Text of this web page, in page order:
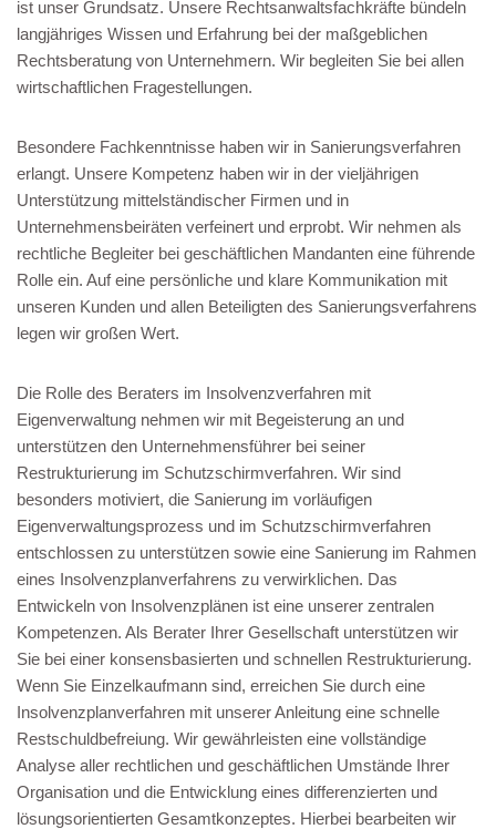
ist unser Grundsatz. Unsere Rechtsanwaltsfachkräfte bündeln
langjähriges Wissen und Erfahrung bei der maßgeblichen
Rechtsberatung von Unternehmern. Wir begleiten Sie bei allen
wirtschaftlichen Fragestellungen.
Besondere Fachkenntnisse haben wir in Sanierungsverfahren
erlangt. Unsere Kompetenz haben wir in der vieljährigen
Unterstützung mittelständischer Firmen und in
Unternehmensbeiräten verfeinert und erprobt. Wir nehmen als
rechtliche Begleiter bei geschäftlichen Mandanten eine führende
Rolle ein. Auf eine persönliche und klare Kommunikation mit
unseren Kunden und allen Beteiligten des Sanierungsverfahrens
legen wir großen Wert.
Die Rolle des Beraters im Insolvenzverfahren mit
Eigenverwaltung nehmen wir mit Begeisterung an und
unterstützen den Unternehmensführer bei seiner
Restrukturierung im Schutzschirmverfahren. Wir sind
besonders motiviert, die Sanierung im vorläufigen
Eigenverwaltungsprozess und im Schutzschirmverfahren
entschlossen zu unterstützen sowie eine Sanierung im Rahmen
eines Insolvenzplanverfahrens zu verwirklichen. Das
Entwickeln von Insolvenzplänen ist eine unserer zentralen
Kompetenzen. Als Berater Ihrer Gesellschaft unterstützen wir
Sie bei einer konsensbasierten und schnellen Restrukturierung.
Wenn Sie Einzelkaufmann sind, erreichen Sie durch eine
Insolvenzplanverfahren mit unserer Anleitung eine schnelle
Restschuldbefreiung. Wir gewährleisten eine vollständige
Analyse aller rechtlichen und geschäftlichen Umstände Ihrer
Organisation und die Entwicklung eines differenzierten und
lösungsorientierten Gesamtkonzeptes. Hierbei bearbeiten wir